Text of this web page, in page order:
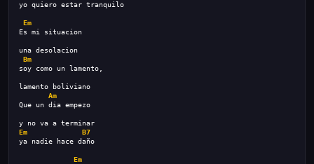
yo quiero estar tranquilo
Em
Es mi situacion
una desolacion
Bm
soy como un lamento,
lamento boliviano
Am
Que un dia empezo
y no va a terminar
Em
B7
ya nadie hace daño
Em